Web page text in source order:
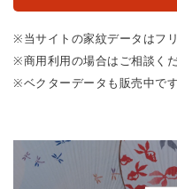
※当サイトの家紋データはフ
※商用利用の場合はご相談くだ
※ベクターデータも販売中です